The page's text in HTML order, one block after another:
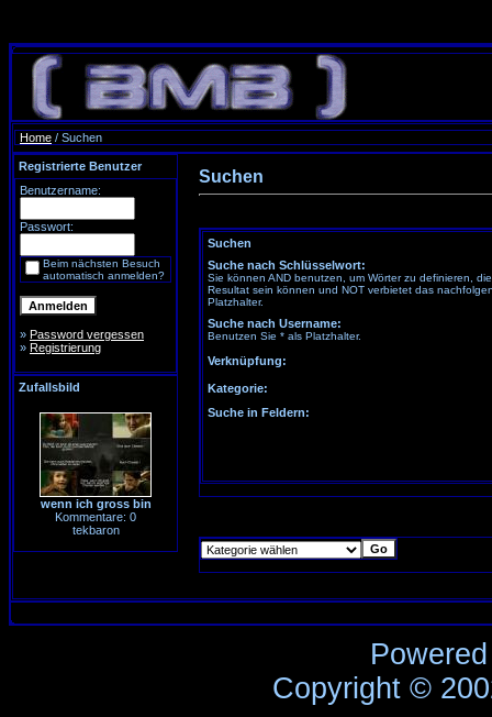
Home / Suchen
Registrierte Benutzer
Benutzername:
Passwort:
Beim nächsten Besuch
automatisch anmelden?
» Password vergessen
» Registrierung
Zufallsbild
wenn ich gross bin
Kommentare: 0
tekbaron
Suchen
Suchen
Suche nach Schlüsselwort:
Sie können AND benutzen, um Wörter zu definieren,
Resultat sein können und NOT verbietet das
Platzhalter.
Suche nach Username:
Benutzen Sie * als Platzhalter.
Verknüpfung:
Kategorie:
Suche in Feldern:
Copyright ©